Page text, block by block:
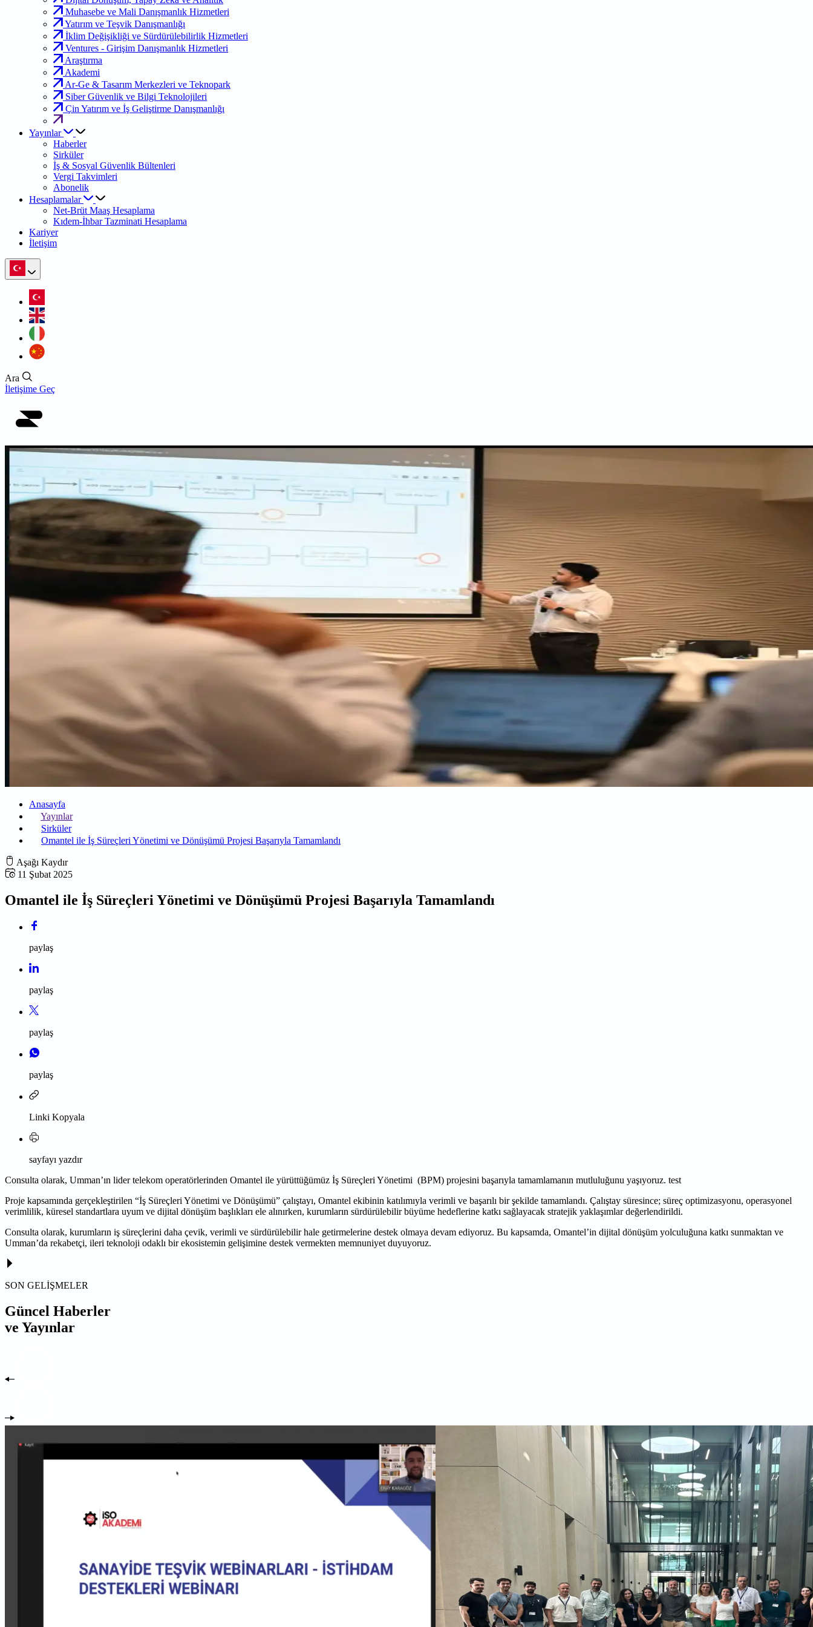
Muhasebe ve Mali Danışmanlık Hizmetleri
Yatırım ve Teşvik Danışmanlığı
İklim Değişikliği ve Sürdürülebilirlik Hizmetleri
Ventures - Girişim Danışmanlık Hizmetleri
Araştırma
Akademi
Ar-Ge & Tasarım Merkezleri ve Teknopark
Siber Güvenlik ve Bilgi Teknolojileri
Çin Yatırım ve İş Geliştirme Danışmanlığı
Yayınlar
Haberler
Sirküler
İş & Sosyal Güvenlik Bültenleri
Vergi Takvimleri
Abonelik
Hesaplamalar
Net-Brüt Maaş Hesaplama
Kıdem-İhbar Tazminati Hesaplama
Kariyer
İletişim
Ara
İletişime Geç
Anasayfa
Yayınlar
Sirküler
Omantel ile İş Süreçleri Yönetimi ve Dönüşümü Projesi Başarıyla Tamamlandı
Aşağı Kaydır
11 Şubat 2025
Omantel ile İş Süreçleri Yönetimi ve Dönüşümü Projesi Başarıyla Tamamlandı
paylaş
paylaş
paylaş
paylaş
Linki Kopyala
sayfayı yazdır
Consulta olarak, Umman’ın lider telekom operatörlerinden Omantel ile yürüttüğümüz İş Süreçleri Yönetimi (BPM) projesini başarıyla tamamlamanın mutluluğunu yaşıyoruz. test
Proje kapsamında gerçekleştirilen “İş Süreçleri Yönetimi ve Dönüşümü” çalıştayı, Omantel ekibinin katılımıyla verimli ve başarılı bir şekilde tamamlandı. Çalıştay süresince; süreç optimizasyonu, operasyonel
verimlilik, küresel standartlara uyum ve dijital dönüşüm başlıkları ele alınırken, kurumların sürdürülebilir büyüme hedeflerine katkı sağlayacak stratejik yaklaşımlar değerlendirildi.
Consulta olarak, kurumların iş süreçlerini daha çevik, verimli ve sürdürülebilir hale getirmelerine destek olmaya devam ediyoruz. Bu kapsamda, Omantel’in dijital dönüşüm yolculuğuna katkı sunmaktan ve
Umman’da rekabetçi, ileri teknoloji odaklı bir ekosistemin gelişimine destek vermekten memnuniyet duyuyoruz.
SON GELİŞMELER
Güncel Haberler
ve Yayınlar